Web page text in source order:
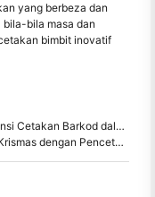
yang berbeza dan
bila masa dan
bimbit inovatif
dalam Logistik dan Gudang
Pencetak Foto Smartphone